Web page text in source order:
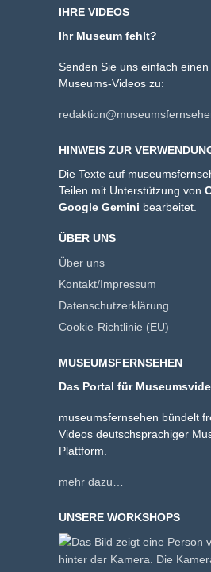
IHRE VIDEOS
Ihr Museum fehlt?
Senden Sie uns einfach
Museums-Videos zu:
HINWEIS ZUR
Die Texte auf
Teilen mit Unterstützung von
Google Gemini bearbeitet.
ÜBER UNS
Über uns
Kontakt/Impressum
Datenschutzerklärung
Cookie-Richtlinie (EU)
MUSEUMSFERNSEHEN
Das Portal für
museumsfernsehen bündelt
Videos deutschsprachiger
Plattform.
mehr dazu…
UNSERE WORKSHOPS